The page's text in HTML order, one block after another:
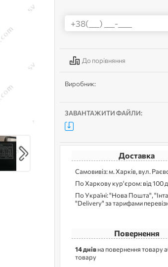
До порівняння
Виробник:
ЗАВАНТАЖИТИ ФАЙЛИ:
Доставка
Самовивіз: м. Харків, вул.
По Харкову кур'єром: від 100
По Україні: "Нова Пошта",
"Delivery" за тарифами
Повернення
14 днівна повернення товару
товару